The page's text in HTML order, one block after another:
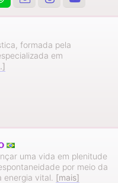
formada pela
em
uma vida em plenitude
por meio da
vital. [mais]